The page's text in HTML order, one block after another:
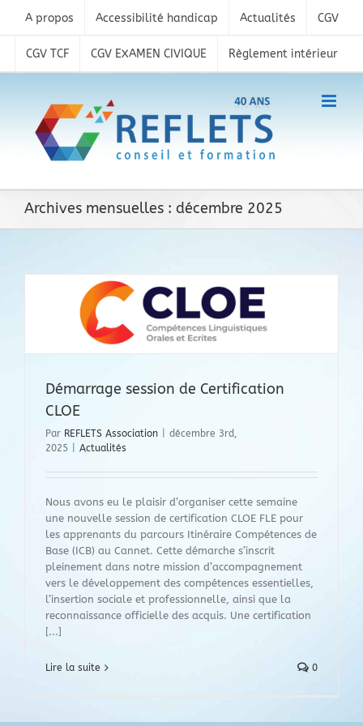
content
A propos Accessibilité handicap Actualités CGV
CGV TCF CGV EXAMEN CIVIQUE Règlement intérieur
Archives mensuelles : décembre 2025
Démarrage session de Certification
CLOE
Par REFLETS Association
décembre 3rd,
2025
Actualités
Nous avons eu le plaisir d’organiser cette semaine
une nouvelle session de certification CLOE FLE pour
les apprenants du parcours Itinéraire Compétences de
Base (ICB) au Cannet. Cette démarche s’inscrit
pleinement dans notre mission d’accompagnement
vers le développement des compétences essentielles,
l’insertion sociale et professionnelle, ainsi que la
reconnaissance officielle des acquis. Une certification
[...]
Lire la suite 0